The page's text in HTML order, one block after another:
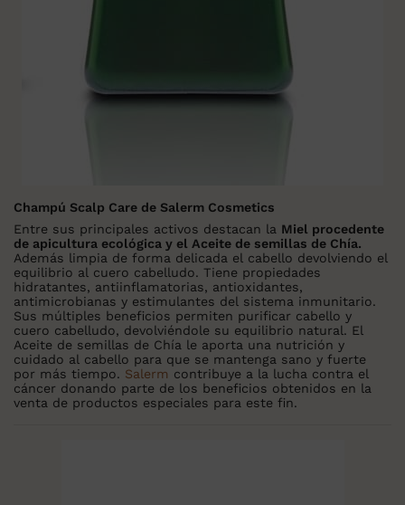
Champú Scalp Care de Salerm Cosmetics
Entre sus principales activos destacan la Miel procedente
de apicultura ecológica y el Aceite de semillas de Chía.
Además limpia de forma delicada el cabello devolviendo el
equilibrio al cuero cabelludo. Tiene propiedades
hidratantes, antiinflamatorias, antioxidantes,
antimicrobianas y estimulantes del sistema inmunitario.
Sus múltiples beneficios permiten purificar cabello y
cuero cabelludo, devolviéndole su equilibrio natural. El
Aceite de semillas de Chía le aporta una nutrición y
cuidado al cabello para que se mantenga sano y fuerte
por más tiempo. Salerm contribuye a la lucha contra el
cáncer donando parte de los beneficios obtenidos en la
venta de productos especiales para este fin.